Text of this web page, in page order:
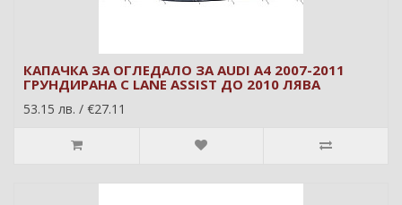
КАПАЧКА ЗА ОГЛЕДАЛО ЗА AUDI A4 2007-2011
ГРУНДИРАНА С LANE ASSIST ДО 2010 ЛЯВА
53.15 лв. / €27.11